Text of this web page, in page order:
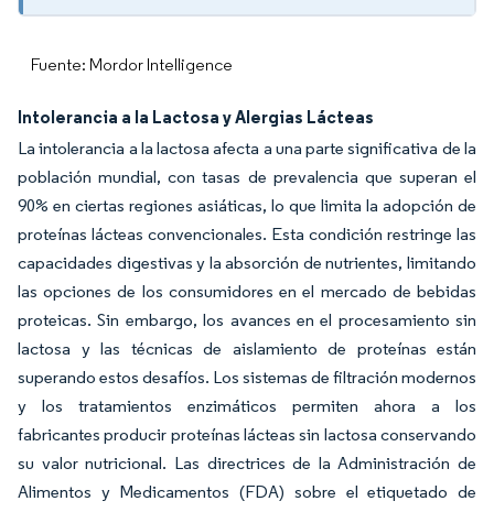
Fuente: Mordor Intelligence
Intolerancia a la Lactosa y Alergias Lácteas
La intolerancia a la lactosa afecta a una parte significativa de la
población mundial, con tasas de prevalencia que superan el
90% en ciertas regiones asiáticas, lo que limita la adopción de
proteínas lácteas convencionales. Esta condición restringe las
capacidades digestivas y la absorción de nutrientes, limitando
las opciones de los consumidores en el mercado de bebidas
proteicas. Sin embargo, los avances en el procesamiento sin
lactosa y las técnicas de aislamiento de proteínas están
superando estos desafíos. Los sistemas de filtración modernos
y los tratamientos enzimáticos permiten ahora a los
fabricantes producir proteínas lácteas sin lactosa conservando
su valor nutricional. Las directrices de la Administración de
Alimentos y Medicamentos (FDA) sobre el etiquetado de